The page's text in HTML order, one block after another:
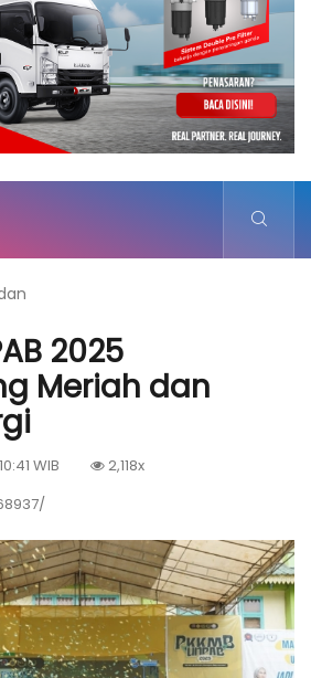
2025
Meriah dan
WIB
2,118x